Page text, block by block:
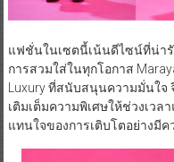
แฟชั่นในเซตนี้เน้นดีไซน์ที่น่ารั
การสวมใส่ในทุกโอกาส
Luxury ที่สนับสนุนความมั่นใ
เติมเต็มความพิเศษให้ช่วงเว
แทนใจของการเติบโตอย่างมี